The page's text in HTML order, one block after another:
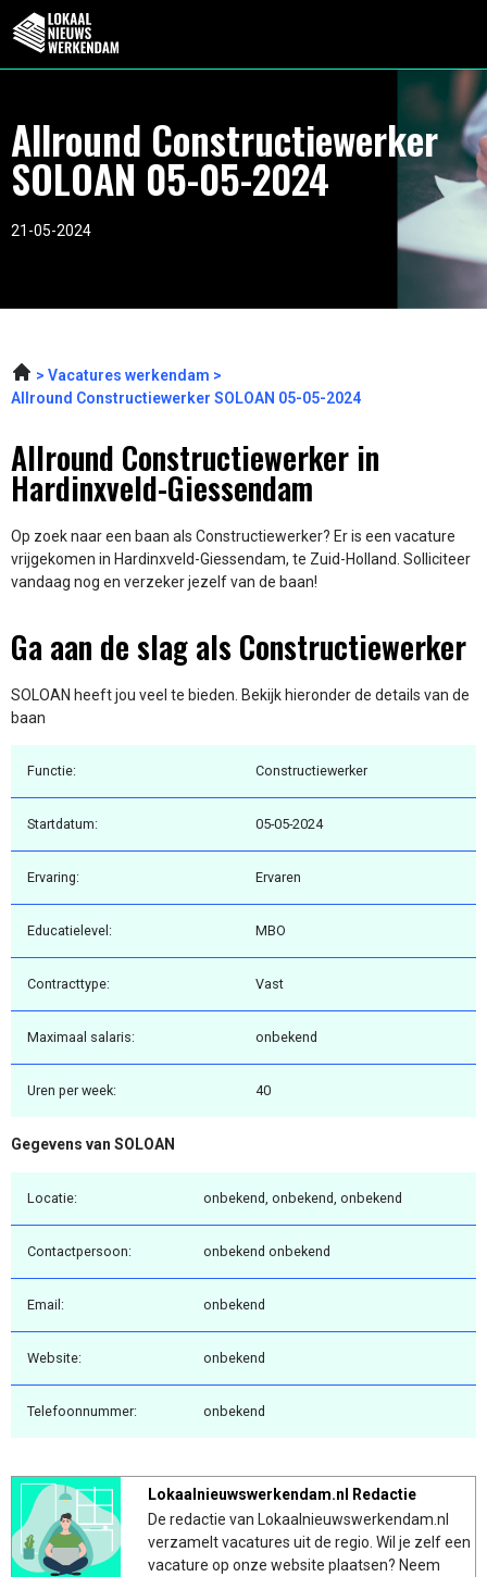
Allround Constructiewerker
SOLOAN 05-05-2024
21-05-2024
Vacatures werkendam
Allround Constructiewerker SOLOAN 05-05-2024
Allround Constructiewerker in
Hardinxveld-Giessendam
Op zoek naar een baan als Constructiewerker? Er is een vacature
vrijgekomen in Hardinxveld-Giessendam, te Zuid-Holland. Solliciteer
vandaag nog en verzeker jezelf van de baan!
Ga aan de slag als Constructiewerker
SOLOAN heeft jou veel te bieden. Bekijk hieronder de details van de
baan
Functie: Constructiewerker
Startdatum: 05-05-2024
Ervaring: Ervaren
Educatielevel: MBO
Contracttype: Vast
Maximaal salaris: onbekend
Uren per week: 40
Gegevens van SOLOAN
Locatie: onbekend, onbekend, onbekend
Contactpersoon: onbekend onbekend
Email: onbekend
Website: onbekend
Telefoonnummer: onbekend
Lokaalnieuwswerkendam.nl Redactie
De redactie van Lokaalnieuwswerkendam.nl
verzamelt vacatures uit de regio. Wil je zelf een
vacature op onze website plaatsen? Neem